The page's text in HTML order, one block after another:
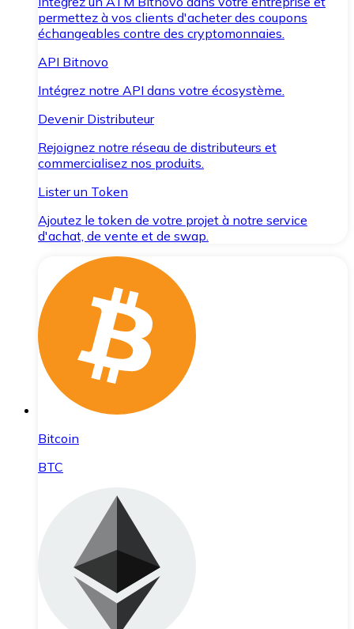
permettez à vos clients d'acheter des coupons
échangeables contre des cryptomonnaies.
API Bitnovo
Intégrez notre API dans votre écosystème.
Devenir Distributeur
Rejoignez notre réseau de distributeurs et
commercialisez nos produits.
Lister un Token
Ajoutez le token de votre projet à notre service
d'achat, de vente et de swap.
Bitcoin
BTC